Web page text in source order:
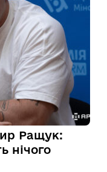
Ращук:
нічого